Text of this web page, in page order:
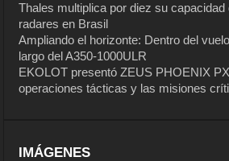
Thales multiplica por diez su
radares en Brasil
Ampliando el horizonte: Dentro del
largo del A350-1000ULR
EKOLOT presentó ZEUS PHOENIX
operaciones tácticas y las misiones
IMÁGENES